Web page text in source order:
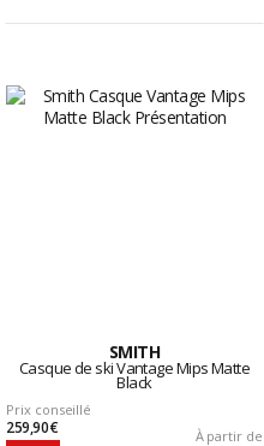
SMITH
Casque de ski Vantage Mips Matte
Black
Prix conseillé
259,90 € À partir de